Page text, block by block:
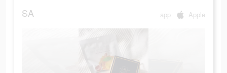
SA app Apple